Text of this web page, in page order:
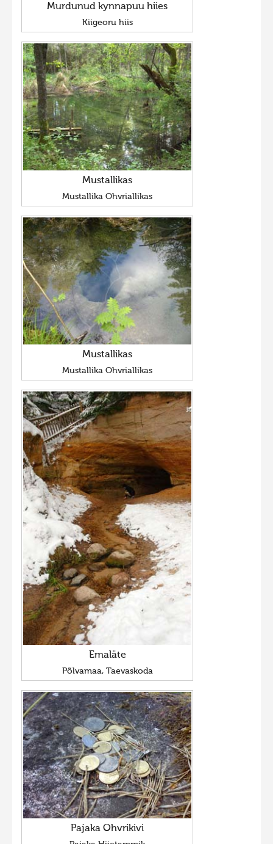
Murdunud kynnapuu hiies
Kiigeoru hiis
Mustallikas
Mustallika Ohvriallikas
Mustallikas
Mustallika Ohvriallikas
Emaläte
Põlvamaa, Taevaskoda
Pajaka Ohvrikivi